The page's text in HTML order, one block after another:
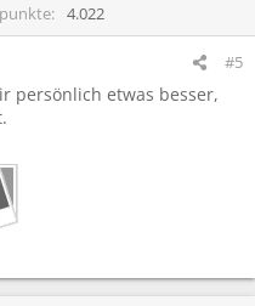
4.022
#5
persönlich etwas besser,